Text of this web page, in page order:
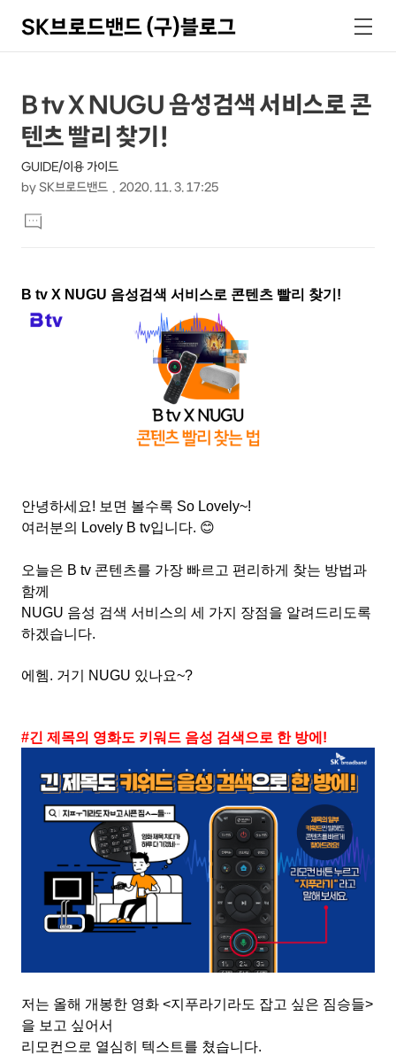
SK브로드밴드 (구)블로그
색
메
뉴
상
세
컨
텐
츠
본
문
제
목
B tv X NUGU 음성검색 서비스로 콘
텐츠 빨리 찾기!
GUIDE/이용 가이드
by SK브로드밴드 2020. 11. 3. 17:25
문
댓
글
B tv X NUGU 음성검색 서비스로 콘텐츠 빨리 찾기 !
안녕하세요! 보면 볼수록 So Lovely~!
여러분의
Lovely B tv입니다. 😊
오늘은 B tv 콘텐츠를 가장 빠르고 편리하게 찾는 방법과
함께
NUGU 음성 검색 서비스의 세 가지 장점을 알려드리도록
하겠습니다.
에헴. 거기 NUGU 있나요~?
#긴 제목의 영화도 키워드 음성 검색으로 한 방에 !
저는 올해 개봉한 영화 <지푸라기라도 잡고 싶은 짐승들>
을 보고 싶어서
리모컨으로 열심히 텍스트를 쳤습니다.